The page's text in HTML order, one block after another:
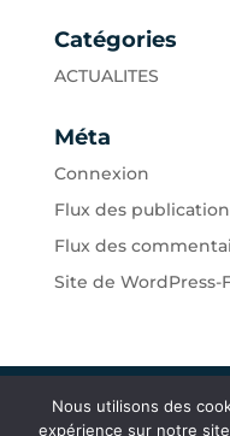
Catégories
ACTUALITES
Méta
Connexion
Flux des
Flux des
Site de WordPress-
Nous utilisons des
expérience sur notre